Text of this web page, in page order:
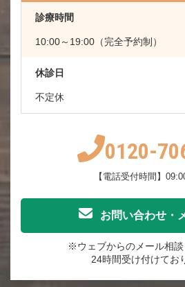
診療時間
10:00～19:00（完全予約制）
休診日
不定休
0120-
【電話受付時間】
お問い合わせ・
※ウェブからのメール相
24時間受け付けてお